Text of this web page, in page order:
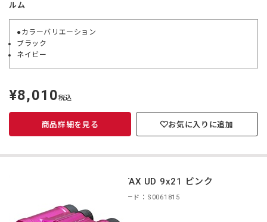
ルム
●カラーバリエーション
ブラック
ネイビー
定
価
¥8,010税込
商品詳細を見る お気に入りに追加
PENTAX UD 9x21 ピンク
商品コード：S0061815